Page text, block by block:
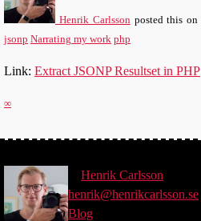
Henrik Carlssonposted thison
jsonp Narrating my work php
Link: Extract JSONP Resultset in PHP
∞
Henrik Carlsson
henrik@henrikcarlsson.se
Blog